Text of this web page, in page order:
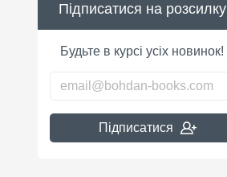
Підписатися на розсилку
Будьте в курсі усіх новинок!
Підписатися